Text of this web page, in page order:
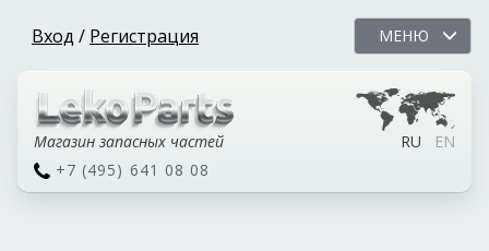
Вход / Регистрация МЕНЮ
Магазин запасных частей RU
EN
+7 (495) 641 08 08